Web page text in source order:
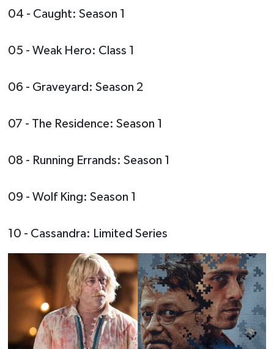
04 - Caught: Season 1
05 - Weak Hero: Class 1
06 - Graveyard: Season 2
07 - The Residence: Season 1
08 - Running Errands: Season 1
09 - Wolf King: Season 1
10 - Cassandra: Limited Series